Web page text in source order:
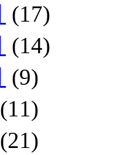
(17)
(14)
(9)
(11)
(21)